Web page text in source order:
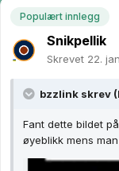
Populært innlegg
Snikpellik
Skrevet 22.
bzzlink skrev
Fant dette bildet
øyeblikk mens